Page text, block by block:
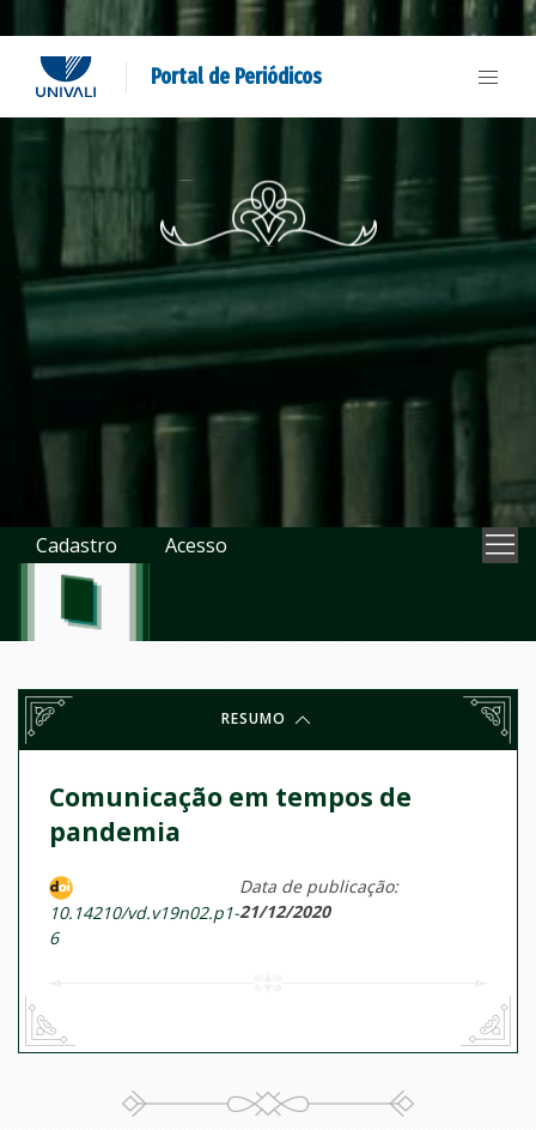
Portal de Periódicos
Cadastro Acesso
RESUMO
Comunicação em tempos de
pandemia
10.14210/vd.v19n02.p1-
6
Data de publicação:
21/12/2020